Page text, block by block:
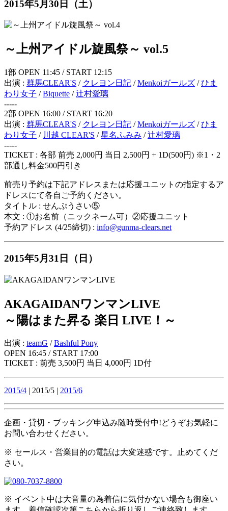
2015年5月30日（土）
～上州アイドル旋風祭～ vol.5
1部 OPEN 11:45 / START 12:15
出演 : 群馬CLEAR'S / クレヨン日記 /Menkoiガールズ /ひま
わり女子 /Biquette /辻村愛璃
-----
2部 OPEN 16:00 / START 16:20
出演 : 群馬CLEAR'S / クレヨン日記 /Menkoiガールズ /ひま
わり女子 / 川越 CLEAR'S /星名ふみみ /辻村愛璃
-----
TICKET : 各部 前売 2,000円 当日 2,500円 + 1D(500円) ※1・2
部通し料金500円引き
前売り予約は下記アドレスまたは応援ユニットの指定するア
ドレスにて各自ご予約ください。
タイトル : せんぷうさい⑤
本文 : ①お名前（ニックネーム可）②応援ユニット
予約アドレス (4/25締切) : info@gunma-clears.net
2015年5月31日（日）
AKAGAIDANワンマンLIVE
～陽はまた昇る 楽日 LIVE！～
出演 : teamG /Bashful Pony
OPEN 16:45 / START 17:00
TICKET : 前売 3,500円 当日 4,000円 1D付
2015/4 | 2015/5 | 2015/6
企画・貸切・ブッキング申込み随時受付中!どうぞお気軽に
お問い合わせください。
※ セールス・営業目的の電話は大変迷惑です。止めてくだ
さい。
※ イベント中は大音量の為着信に気付かない場合も御座い